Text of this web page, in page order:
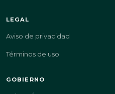
LEGAL
Aviso de privacidad
Términos de uso
GOBIERNO